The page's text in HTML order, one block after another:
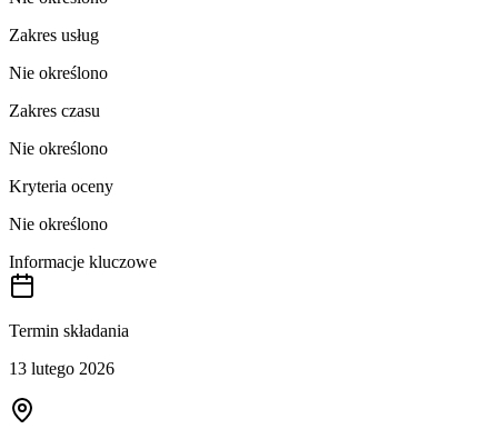
Zakres usług
Nie określono
Zakres czasu
Nie określono
Kryteria oceny
Nie określono
Informacje kluczowe
Termin składania
13 lutego 2026